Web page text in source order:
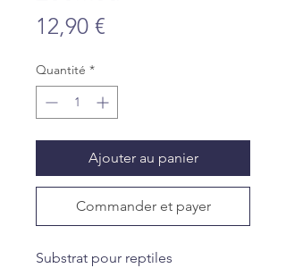
12,90 €
Quantité *
Ajouter au panier
Commander et payer
Substrat pour reptiles